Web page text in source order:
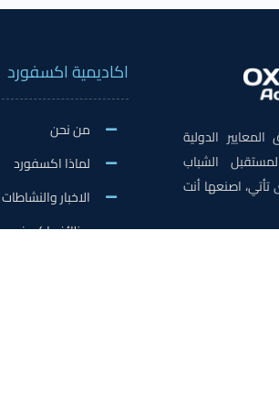
الدولية
الشباب
تأتي، اصنعها أنت
اكاديمية اكسفورد
من نحن
لماذا اكسفورد
الاخبار والنشاطات
وظائف اكسفورد